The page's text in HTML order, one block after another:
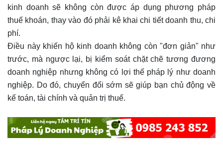
kinh doanh sẽ không còn được áp dụng phương pháp
thuế khoán, thay vào đó phải kê khai chi tiết doanh thu, chi
phí.
Điều này khiến hộ kinh doanh không còn "đơn giản" như
trước, mà ngược lại, bị kiểm soát chặt chẽ tương đương
doanh nghiệp nhưng không có lợi thế pháp lý như doanh
nghiệp. Do đó, chuyển đổi sớm sẽ giúp bạn chủ động về
kế toán, tài chính và quản trị thuế.